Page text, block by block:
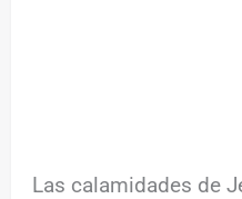
Las calamidades de